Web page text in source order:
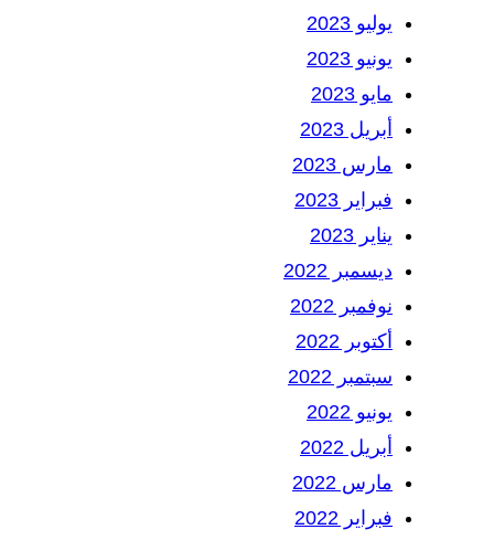
يوليو 2023
يونيو 2023
مايو 2023
أبريل 2023
مارس 2023
فبراير 2023
يناير 2023
ديسمبر 2022
نوفمبر 2022
أكتوبر 2022
سبتمبر 2022
يونيو 2022
أبريل 2022
مارس 2022
فبراير 2022